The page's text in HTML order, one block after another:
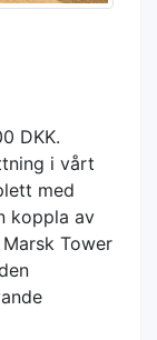
DKK.
i vårt
med
koppla av
Tower